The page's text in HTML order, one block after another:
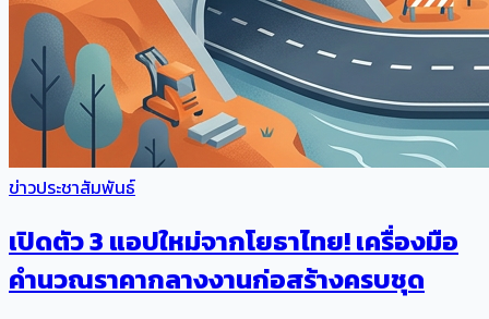
ข่าวประชาสัมพันธ์
เปิดตัว 3 แอปใหม่จากโยธาไทย! เครื่องมือ
คำนวณราคากลางงานก่อสร้างครบชุด